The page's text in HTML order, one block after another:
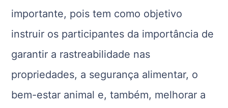
importante, pois tem como objetivo
instruir os participantes da importância de
garantir a rastreabilidade nas
propriedades, a segurança alimentar, o
bem-estar animal e, também, melhorar a